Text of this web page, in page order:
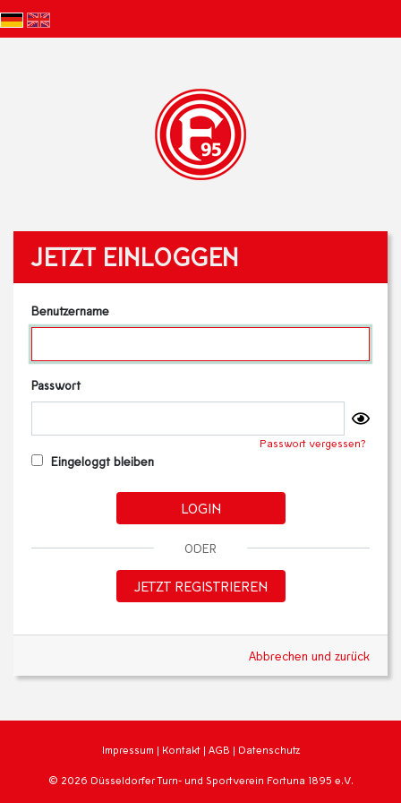
JETZT EINLOGGEN
Benutzername
Passwort
Passwort vergessen?
Eingeloggt bleiben
LOGIN
ODER
JETZT REGISTRIEREN
Abbrechen und zurück
Impressum | Kontakt | AGB | Datenschutz
© 2026 Düsseldorfer Turn- und Sportverein Fortuna 1895 e.V.